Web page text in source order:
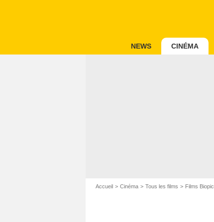
NEWS CINÉMA
Accueil Cinéma Tous les films Films Biopic